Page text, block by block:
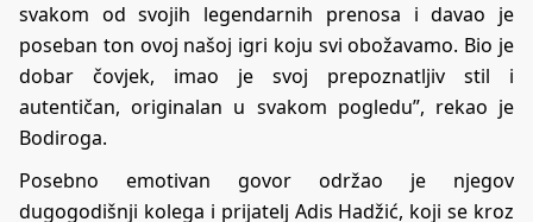
svakom od svojih legendarnih prenosa i davao je
poseban ton ovoj našoj igri koju svi obožavamo. Bio je
dobar čovjek, imao je svoj prepoznatljiv stil i
autentičan, originalan u svakom pogledu”, rekao je
Bodiroga.
Posebno emotivan govor održao je njegov
dugogodišnji kolega i prijatelj Adis Hadžić, koji se kroz